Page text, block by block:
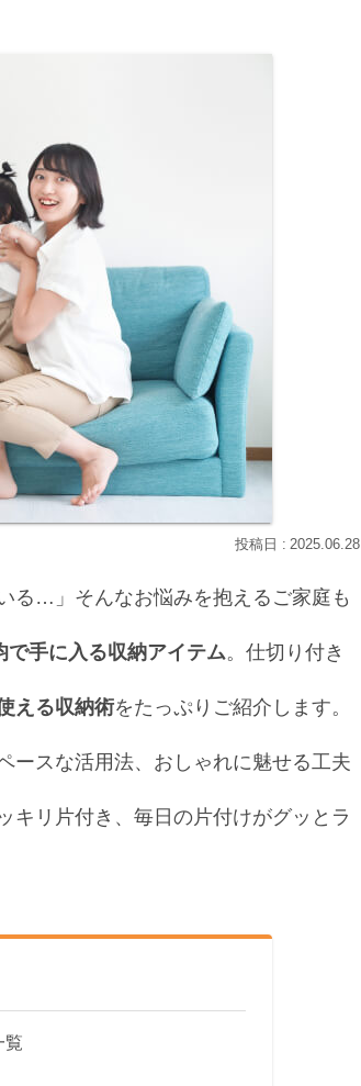
2025.06.28
る…」そんなお悩みを抱えるご家庭も
で手に入る収納アイテム。仕切り付き
える収納術をたっぷりご紹介します。
ースな活用法、おしゃれに魅せる工夫
キリ片付き、毎日の片付けがグッとラ
覧